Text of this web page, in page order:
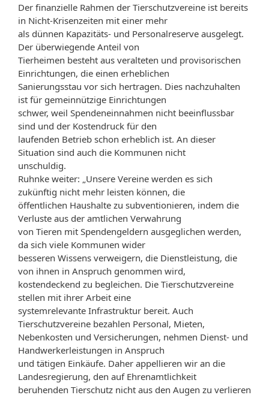
Der finanzielle Rahmen der Tierschutzvereine ist bereits
in Nicht-Krisenzeiten mit einer mehr
als dünnen Kapazitäts- und Personalreserve ausgelegt.
Der überwiegende Anteil von
Tierheimen besteht aus veralteten und provisorischen
Einrichtungen, die einen erheblichen
Sanierungsstau vor sich hertragen. Dies nachzuhalten
ist für gemeinnützige Einrichtungen
schwer, weil Spendeneinnahmen nicht beeinflussbar
sind und der Kostendruck für den
laufenden Betrieb schon erheblich ist. An dieser
Situation sind auch die Kommunen nicht
unschuldig.
Ruhnke weiter: „Unsere Vereine werden es sich
zukünftig nicht mehr leisten können, die
öffentlichen Haushalte zu subventionieren, indem die
Verluste aus der amtlichen Verwahrung
von Tieren mit Spendengeldern ausgeglichen werden,
da sich viele Kommunen wider
besseren Wissens verweigern, die Dienstleistung, die
von ihnen in Anspruch genommen wird,
kostendeckend zu begleichen. Die Tierschutzvereine
stellen mit ihrer Arbeit eine
systemrelevante Infrastruktur bereit. Auch
Tierschutzvereine bezahlen Personal, Mieten,
Nebenkosten und Versicherungen, nehmen Dienst- und
Handwerkerleistungen in Anspruch
und tätigen Einkäufe. Daher appellieren wir an die
Landesregierung, den auf Ehrenamtlichkeit
beruhenden Tierschutz nicht aus den Augen zu verlieren